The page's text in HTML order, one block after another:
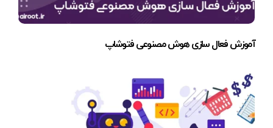
آموزش فعال سازی هوش مصنوعی فتوشاپ